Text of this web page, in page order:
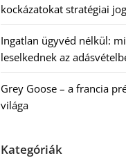
kockázatokat stratégiai
Ingatlan ügyvéd nélkül:
leselkednek az
Grey Goose – a francia
világa
Kategóriák